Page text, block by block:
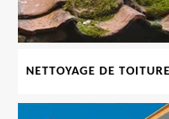
NETTOYAGE DE